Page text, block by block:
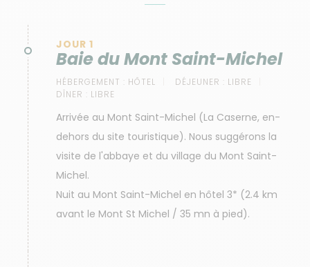
JOUR 1
Baie du Mont Saint-Michel
HÉBERGEMENT : HÔTEL DÉJEUNER : LIBRE
DÎNER : LIBRE
Arrivée au Mont Saint-Michel (La Caserne, en-
dehors du site touristique). Nous suggérons la
visite de l'abbaye et du village du Mont Saint-
Michel.
Nuit au Mont Saint-Michel en hôtel 3* (2.4 km
avant le Mont St Michel / 35 mn à pied).